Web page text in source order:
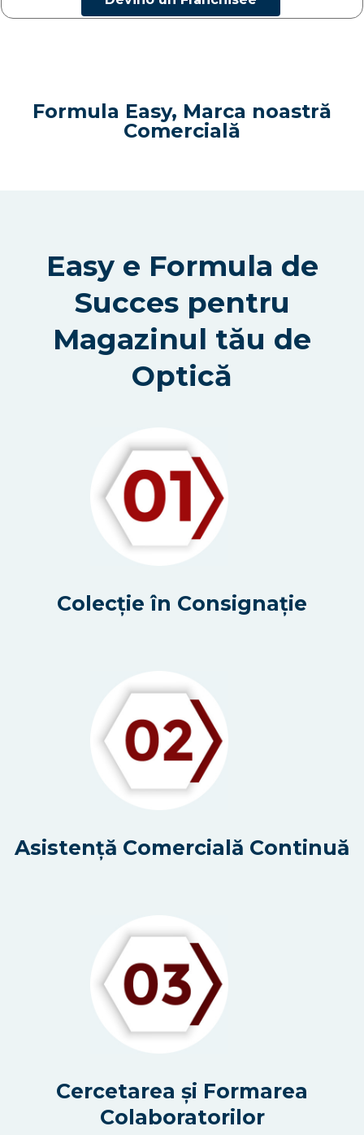
Formula Easy, Marca noastră
Comercială
Easy e Formula de
Succes pentru
Magazinul tău de
Optică
Colecție în Consignație
Asistență Comercială Continuă
Cercetarea și Formarea
Colaboratorilor